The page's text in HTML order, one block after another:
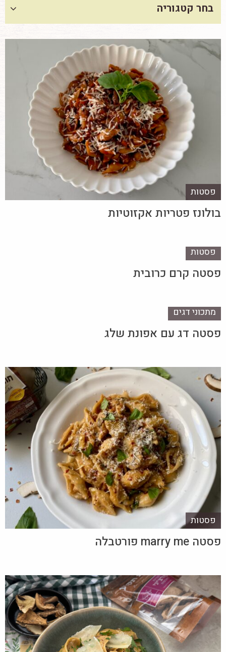
בחר קטגוריה
פסטות
בולונז פטריות אקזוטיות
פסטות
פסטה קרם כרובית
מתכוני דגים
פסטה דג עם אפונת שלג
פסטות
פסטה marry me פורטבלה